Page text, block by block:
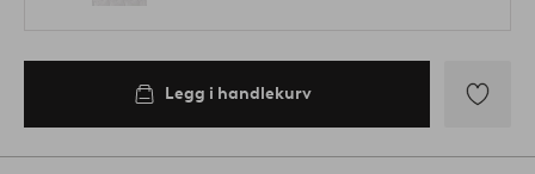
Legg i handlekurv
til